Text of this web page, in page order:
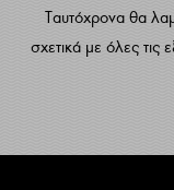
Ταυτόχρονα θα
σχετικά με όλες τις